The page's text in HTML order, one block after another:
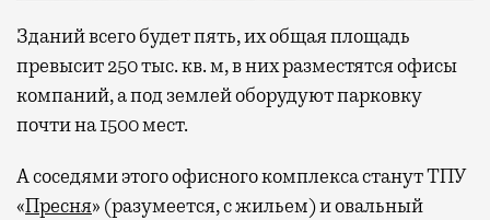
Зданий всего будет пять, их общая площадь
превысит 250 тыс. кв. м, в них разместятся офисы
компаний, а под землей оборудуют парковку
почти на 1500 мест.
А соседями этого офисного комплекса станут ТПУ
«Пресня» (разумеется, с жильем) и овальный